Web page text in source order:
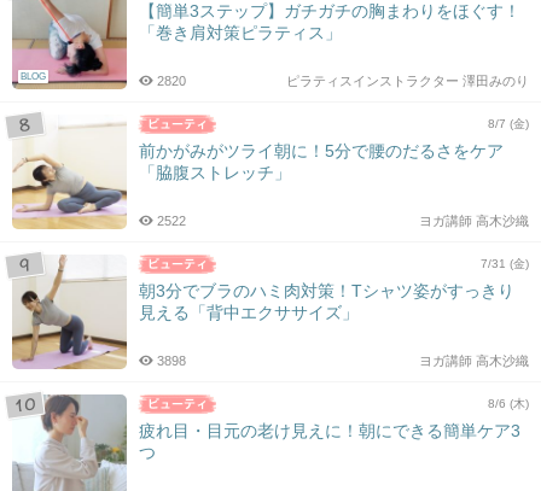
BLOG
【簡単3ステップ】ガチガチの胸まわりをほぐす！
「巻き肩対策ピラティス」
ピラティスインストラクター 澤田みのり
2820
8/7 (金)
前かがみがツライ朝に！5分で腰のだるさをケア
「脇腹ストレッチ」
ヨガ講師 高木沙織
2522
7/31 (金)
朝3分でブラのハミ肉対策！Tシャツ姿がすっきり
見える「背中エクササイズ」
ヨガ講師 高木沙織
3898
8/6 (木)
疲れ目・目元の老け見えに！朝にできる簡単ケア3
つ